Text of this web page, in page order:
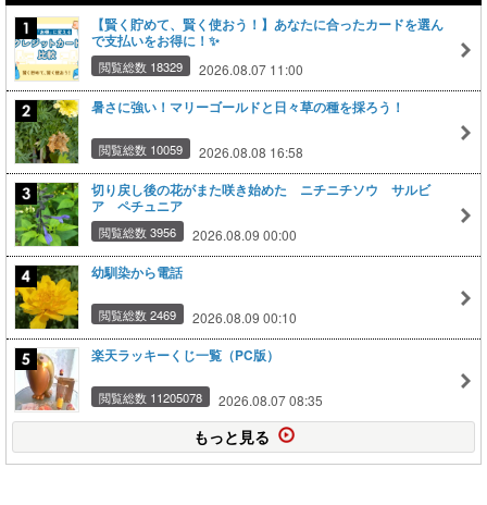
【賢く貯めて、賢く使おう！】あなたに合ったカードを選ん
で支払いをお得に！✨
閲覧総数 18329 2026.08.07 11:00
暑さに強い！マリーゴールドと日々草の種を採ろう！
閲覧総数 10059 2026.08.08 16:58
切り戻し後の花がまた咲き始めた ニチニチソウ サルビ
ア ペチュニア
閲覧総数 3956 2026.08.09 00:00
幼馴染から電話
閲覧総数 2469 2026.08.09 00:10
楽天ラッキーくじ一覧（PC版）
閲覧総数 11205078 2026.08.07 08:35
もっと見る